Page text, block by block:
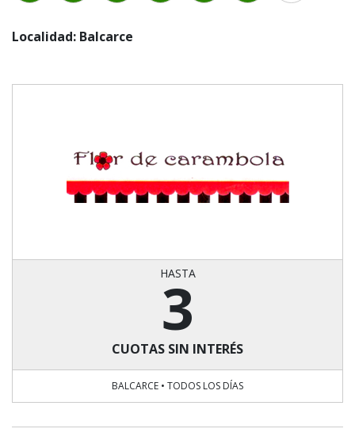
Localidad: Balcarce
HASTA
3
CUOTAS SIN INTERÉS
BALCARCE • TODOS LOS DÍAS